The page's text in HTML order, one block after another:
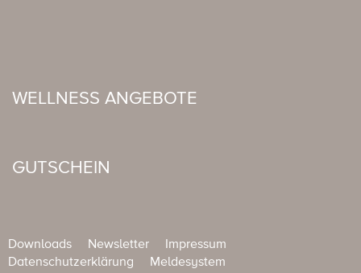
WELLNESS ANGEBOTE
GUTSCHEIN
Downloads Newsletter
Impressum
Datenschutzerklärung
Meldesystem